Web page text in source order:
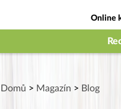
Online
Jak na
Domů > Magazín > Blog